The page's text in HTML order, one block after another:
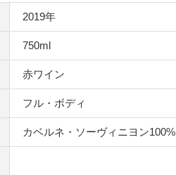
2019年
750ml
赤ワイン
フル・ボディ
カベルネ・ソーヴィニヨン100%